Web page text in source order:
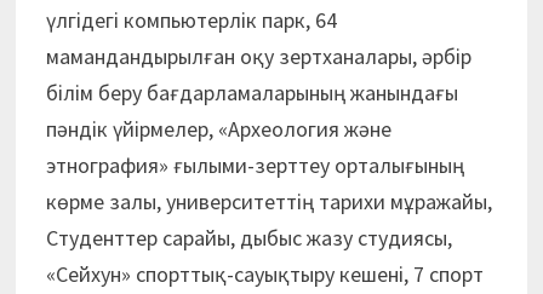
үлгідегі компьютерлік парк, 64
мамандандырылған оқу зертханалары, әрбір
білім беру бағдарламаларының жанындағы
пәндік үйірмелер, «Археология және
этнография» ғылыми-зерттеу орталығының
көрме залы, университеттің тарихи мұражайы,
Студенттер сарайы, дыбыс жазу студиясы,
«Сейхун» спорттық-сауықтыру кешені, 7 спорт